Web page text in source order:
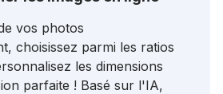
vos photos
choisissez parmi les ratios
les dimensions
parfaite ! Basé sur l'IA,